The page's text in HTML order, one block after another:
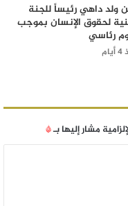
ولد داهي رئيساً للجنة
لحقوق الإنسان بموجب
رئاسي
مشار إليها بـ*